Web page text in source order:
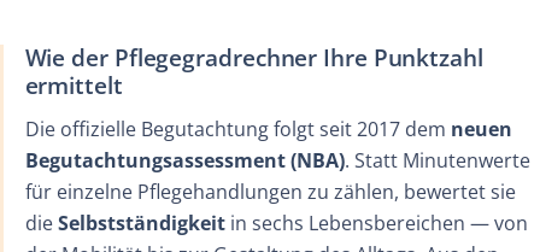
Wie der Pflegegradrechner Ihre Punktzahl
ermittelt
Die offizielle Begutachtung folgt seit 2017 dem neuen
Begutachtungsassessment (NBA). Statt Minutenwerte
für einzelne Pflegehandlungen zu zählen, bewertet sie
dieSelbstständigkeitin sechs Lebensbereichen — von